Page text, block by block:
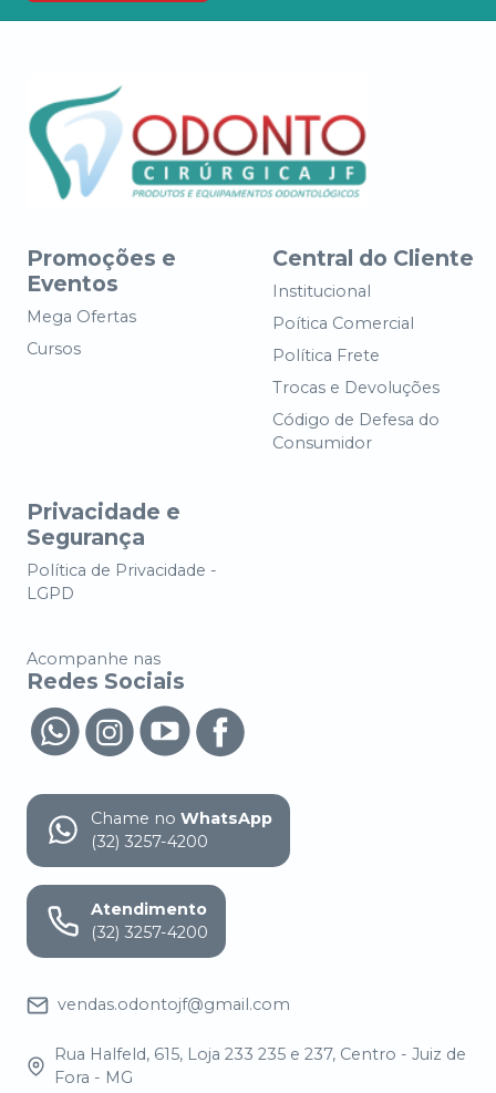
Promoções e
Eventos
Mega Ofertas
Cursos
Central do Cliente
Institucional
Poítica Comercial
Política Frete
Trocas e Devoluções
Código de Defesa do
Consumidor
Privacidade e
Segurança
Política de Privacidade -
LGPD
Acompanhe nas
Redes Sociais
Chame no WhatsApp
(32) 3257-4200
Atendimento
(32) 3257-4200
vendas.odontojf@gmail.com
Rua Halfeld, 615, Loja 233 235 e 237, Centro - Juiz de
Fora - MG